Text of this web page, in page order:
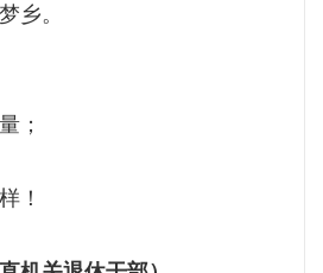
乡。
；
！